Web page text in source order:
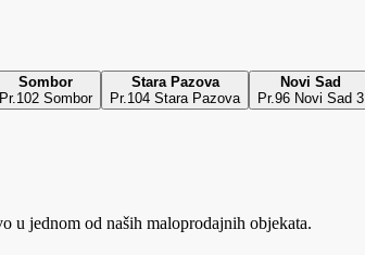
Sombor
Pr.102 Sombor
Stara Pazova
Pr.104 Stara Pazova
Novi Sad
Pr.96 Novi Sad 3
u jednom od naših maloprodajnih objekata.